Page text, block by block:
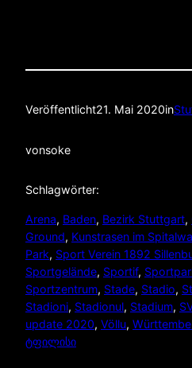
Veröffentlicht21. Mai 2020in
vonsoke
Schlagwörter:
Arena, Baden, Bezirk Stuttgart,
Ground, Kunstrasen im
Park, Sport Verein 1892
Sportgelände, Sportif,
Sportzentrum, Stade, Stadio,
Stadioni, Stadionul, Stadium,
update 2020, Völlu,
ტფილისი